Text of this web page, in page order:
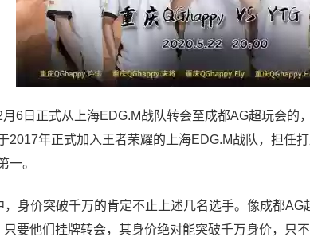
6日正式从上海EDG.M战队转会至成都AG超玩会的
2017年正式加入王者荣耀的上海EDG.M战队，担任
一。
身价突破千万的肯定不止上述几名选手。像成都
要他们挂牌转会，其身价绝对能突破千万身价，只